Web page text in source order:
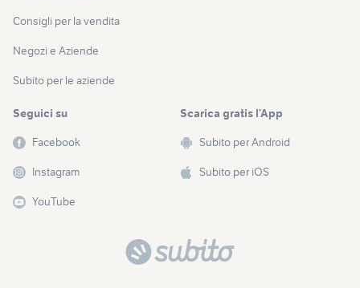
Consigli per la vendita
Negozi e Aziende
Subito per le aziende
Seguici su
Facebook
Instagram
YouTube
Scarica gratis l’App
Subito per Android
Subito per iOS